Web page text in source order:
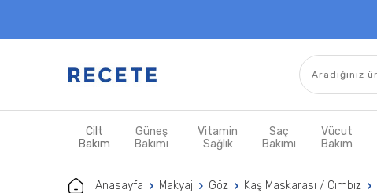
Cilt
Bakım
Güneş
Bakımı
Vitamin
Sağlık
Saç
Bakımı
Vücut
Bakım
Anasayfa Makyaj Göz Kaş Maskarası / Cımbız